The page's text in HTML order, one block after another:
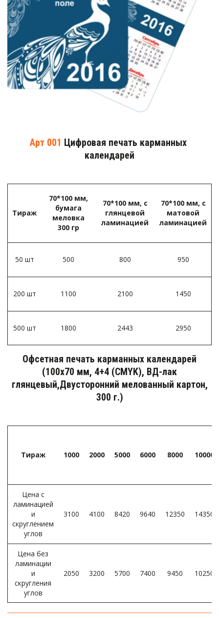
Арт 001 Цифровая печать карманных
календарей
Тираж­
70*100 мм,
бумага
меловка
300 гр­
70*100 мм, с
глянцевой
ламинацией­
70*100 мм, с
матовой
ламинацией
50 шт­ 500 800 950
200 шт­ 1100 2100 1450
500 шт­ 1800 2443 2950
Офсетная печать карманных календарей
(100х70 мм, 4+4 (CMYK), ВД-лак
глянцевый,Двусторонний мелованный картон,
300 г.)
Тираж 1000 2000 5000 6000 8000 10000
Цена с
ламинацией
и
скруглением
углов­
3100 4100 8420 9640 12350 14350
Цена без
ламинации
и
скругления
углов­
2050 3200 5700 7400 9450 10250